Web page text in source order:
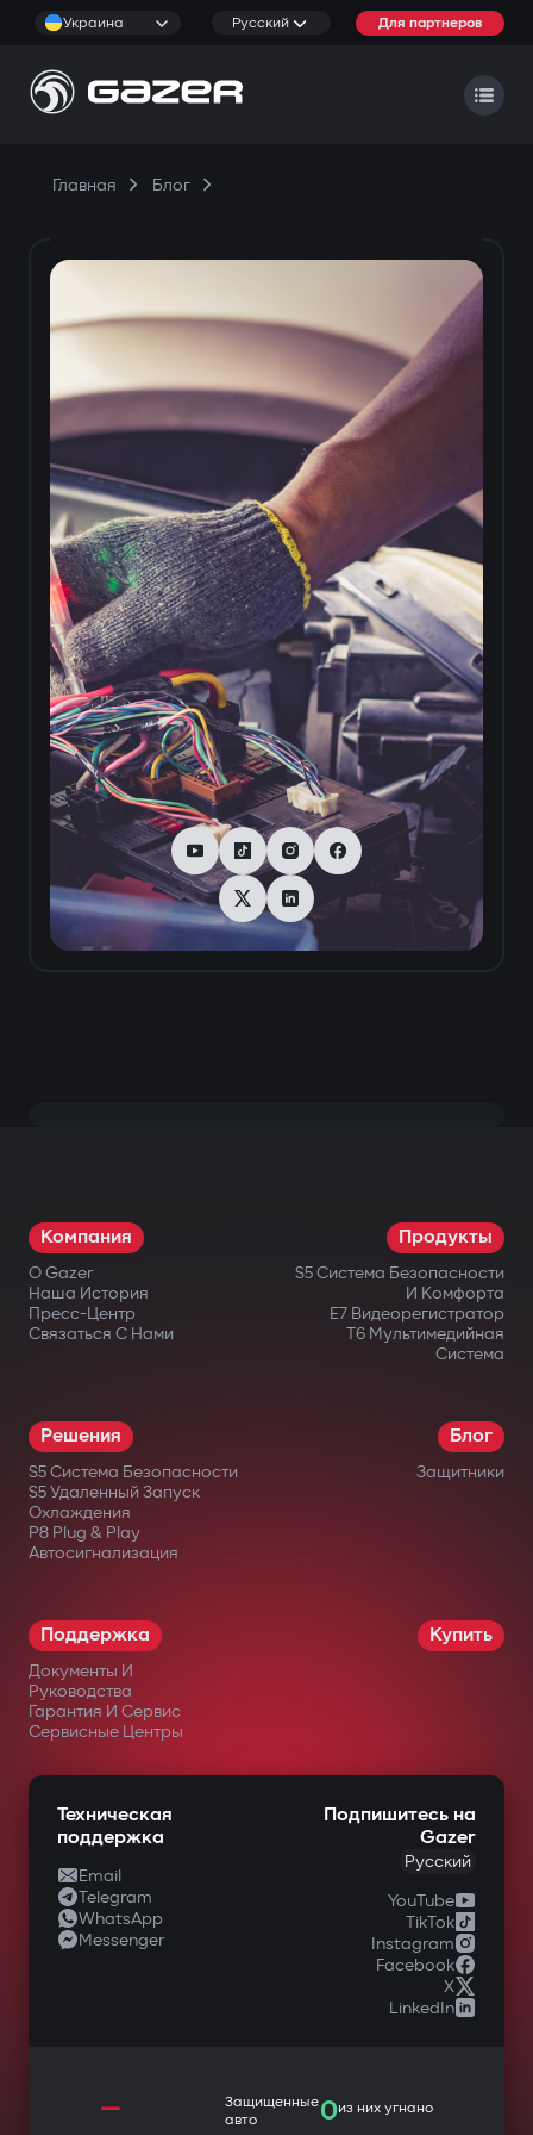
Украина Русский Для партнеров
Главная Блог
Компания
О Gazer
Наша История
Пресс-Центр
Связаться С Нами
Продукты
S5 Система Безопасности
И Комфорта
E7 Видеорегистратор
T6 Мультимедийная
Система
Решения
S5 Система Безопасности
S5 Удаленный Запуск
Охлаждения
P8 Plug & Play
Автосигнализация
Блог
Защитники
Поддержка
Документы И
Руководства
Гарантия И Сервис
Сервисные Центры
Купить
Техническая
поддержка
Email
Telegram
WhatsApp
Messenger
Подпишитесь на
Gazer
Русский
YouTube
TikTok
Instagram
Facebook
X
LinkedIn
—
Защищенные
авто
0из них угнано